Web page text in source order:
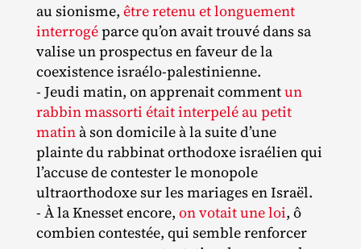
au sionisme, être retenu et longuement
interrogéparce qu’on avait trouvé dans sa
valise un prospectus en faveur de la
coexistence israélo‐​palestinienne.
- Jeudi matin, on apprenait commentun
rabbin massorti était interpelé au petit
matinà son domicile à la suite d’une
plainte du rabbinat orthodoxe israélien qui
l’accuse de contester le monopole
ultraorthodoxe sur les mariages en Israël.
- À la Knesset encore, on votait une loi, ô
combien contestée, qui semble renforcer